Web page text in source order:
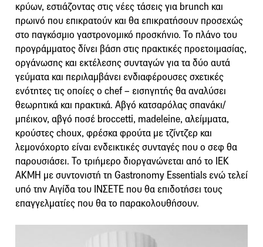
κρύων, εστιάζοντας στις νέες τάσεις για brunch και
πρωινό που επικρατούν και θα επικρατήσουν προσεχώς
στο παγκόσμιο γαστρονομικό προσκήνιο. Το πλάνο του
προγράμματος δίνει βάση στις πρακτικές προετοιμασίας,
οργάνωσης και εκτέλεσης συνταγών για τα δύο αυτά
γεύματα και περιλαμβάνει ενδιαφέρουσες σχετικές
ενότητες τις οποίες ο chef – εισηγητής θα αναλύσει
θεωρητικά και πρακτικά. Αβγό κατσαρόλας σπανάκι/
μπέικον, αβγό ποσέ broccetti, madeleine, αλείμματα,
κρούστες choux, φρέσκα φρούτα με τζίντζερ και
λεμονόχορτο είναι ενδεικτικές συνταγές που ο σεφ θα
παρουσιάσει. Το τριήμερο διοργανώνεται από το ΙΕΚ
ΑΚΜΗ με συντονιστή τη Gastronomy Essentials ενώ τελεί
υπό την Αιγίδα του ΙΝΣΕΤΕ που θα επιδοτήσει τους
επαγγελματίες που θα το παρακολουθήσουν.